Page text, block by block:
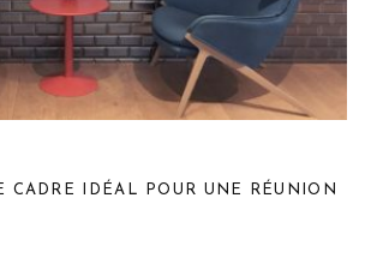
CADRE IDÉAL POUR UNE RÉUNION